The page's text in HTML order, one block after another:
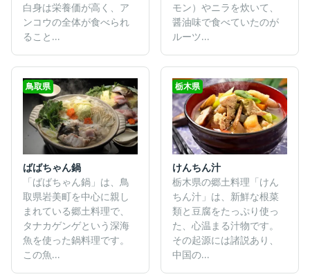
白身は栄養価が高く、ア
ンコウの全体が食べられ
ること...
モン）やニラを炊いて、
醤油味で食べていたのが
ルーツ...
鳥取県
ばばちゃん鍋
「ばばちゃん鍋」は、鳥
取県岩美町を中心に親し
まれている郷土料理で、
タナカゲンゲという深海
魚を使った鍋料理です。
この魚...
栃木県
けんちん汁
栃木県の郷土料理「けん
ちん汁」は、新鮮な根菜
類と豆腐をたっぷり使っ
た、心温まる汁物です。
その起源には諸説あり、
中国の...